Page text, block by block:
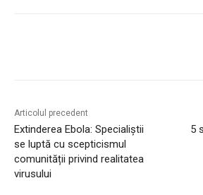
Articolul precedent
Extinderea Ebola: Specialiștii
se luptă cu scepticismul
comunității privind realitatea
virusului
5